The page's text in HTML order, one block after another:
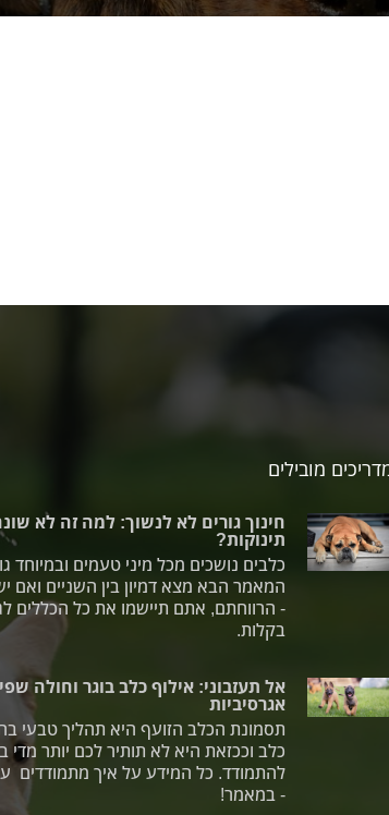
מובילים
חינוך גורים לא לנשוך: למה זה לא
תינוקות?
כלבים נושכים מכל מיני טעמים ובמיוחד
המאמר הבא מצא דמיון בין השניים ואם
- הרווחתם, אתם תיישמו את כל הכללים
בקלות.
אל תעזבוני: אילוף כלב בוגר וחולה
אגרסיביות
תסמונת הכלב הזועף היא תהליך טבעי
כלב וככזאת היא לא תותיר לכם יותר מדי
להתמודד. כל המידע על איך מתמודדים
- במאמר!